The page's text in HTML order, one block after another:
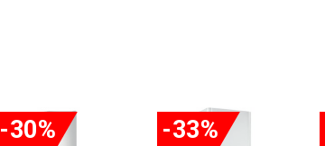
-30% -33%